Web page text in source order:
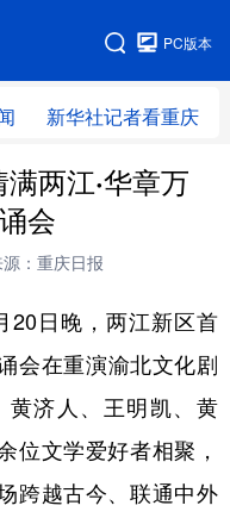
PC版本
新华社记者看重庆
两江·华章万
会
：重庆日报
日晚，两江新区首
会在重演渝北文化剧
济人、王明凯、黄
位文学爱好者相聚，
跨越古今、联通中外